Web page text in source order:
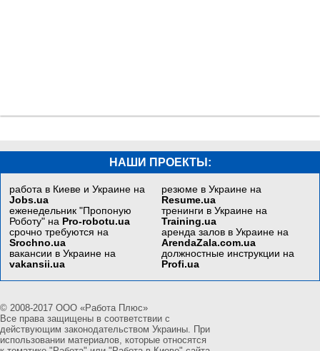
НАШИ ПРОЕКТЫ:
работа в Киеве и Украине на
Jobs.ua
еженедельник "Пропоную
Роботу" на Pro-robotu.ua
срочно требуются на
Srochno.ua
вакансии в Украине на
vakansii.ua
резюме в Украине на
Resume.ua
тренинги в Украине на
Training.ua
аренда залов в Украине на
ArendaZala.com.ua
должностные инструкции на
Profi.ua
© 2008-2017 ООО «Работа Плюс»
Все права защищены в соответствии с
действующим законодательством Украины. При
использовании материалов, которые относятся